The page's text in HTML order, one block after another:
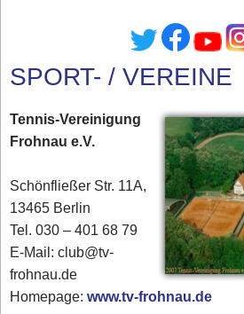
SPORT- / VEREINE
Tennis-Vereinigung
Frohnau e.V.
Schönfließer Str. 11A,
13465 Berlin
Tel. 030 – 401 68 79
E-Mail: club@tv-
frohnau.de
Homepage:www.tv-frohnau.de